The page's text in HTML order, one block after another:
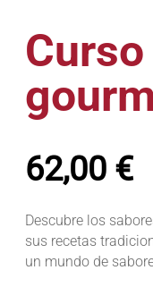
62,00 €
Descubre los
sus recetas
un mundo de